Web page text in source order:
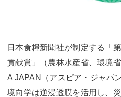
日本食糧新聞社が制定する「
貢献賞」（農林水産省、環境
A JAPAN（アスピア・ジャパ
境向学は逆浸透膜を活用し、